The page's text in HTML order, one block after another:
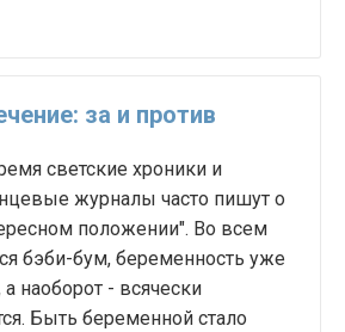
за и против
светские хроники и
журналы часто пишут о
положении". Во всем
бэби-бум, беременность уже
наоборот - всячески
Быть беременной стало